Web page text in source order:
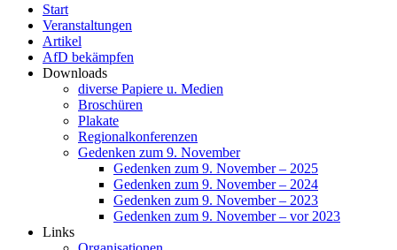
Start
Veranstaltungen
Artikel
AfD bekämpfen
Downloads
diverse Papiere u. Medien
Broschüren
Plakate
Regionalkonferenzen
Gedenken zum 9. November
Gedenken zum 9. November – 2025
Gedenken zum 9. November – 2024
Gedenken zum 9. November – 2023
Gedenken zum 9. November – vor 2023
Links